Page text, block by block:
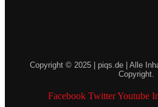
Copyright © 2025 | piqs.de | Alle
Copyright.
Facebook Twitter Youtube